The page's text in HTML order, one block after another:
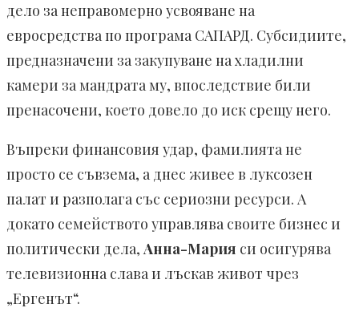
дело за неправомерно усвояване на
евросредства по програма САПАРД. Субсидиите,
предназначени за закупуване на хладилни
камери за мандрата му, впоследствие били
пренасочени, което довело до иск срещу него.
Въпреки финансовия удар, фамилията не
просто се съвзема, а днес живее в луксозен
палат и разполага със сериозни ресурси. А
докато семейството управлява своите бизнес и
политически дела, Анна-Мария си осигурява
телевизионна слава и лъскав живот чрез
„Ергенът“.